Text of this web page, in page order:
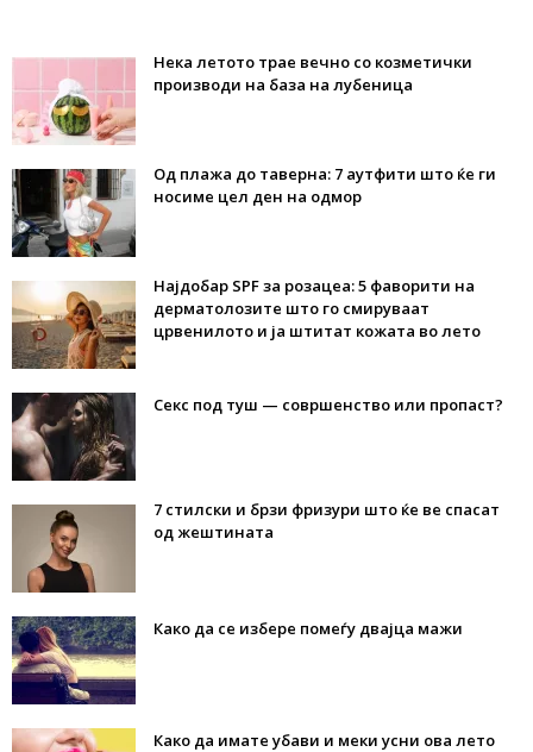
Нека летото трае вечно со козметички
производи на база на лубеница
Од плажа до таверна: 7 аутфити што ќе ги
носиме цел ден на одмор
Најдобар SPF за розацеа: 5 фаворити на
дерматолозите што го смируваат
црвенилото и ја штитат кожата во лето
Секс под туш — совршенство или пропаст?
7 стилски и брзи фризури што ќе ве спасат
од жештината
Како да се избере помеѓу двајца мажи
Како да имате убави и меки усни ова лето